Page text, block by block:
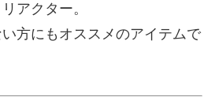
アクター。
方にもオススメのアイテムで